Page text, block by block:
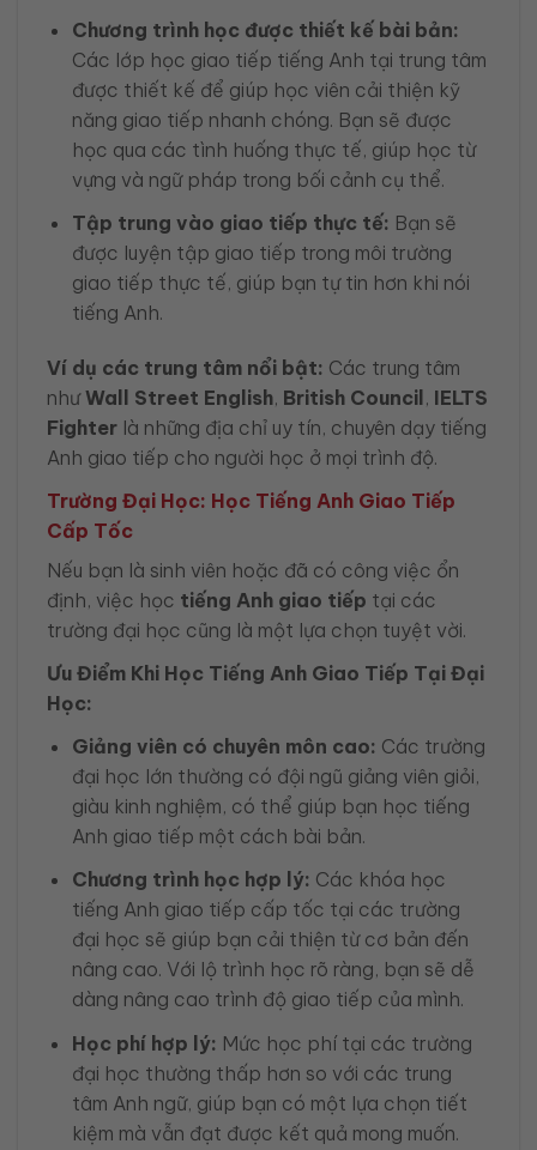
Chương trình học được thiết kế bài bản:
Các lớp học giao tiếp tiếng Anh tại trung tâm
được thiết kế để giúp học viên cải thiện kỹ
năng giao tiếp nhanh chóng. Bạn sẽ được
học qua các tình huống thực tế, giúp học từ
vựng và ngữ pháp trong bối cảnh cụ thể.
Tập trung vào giao tiếp thực tế: Bạn sẽ
được luyện tập giao tiếp trong môi trường
giao tiếp thực tế, giúp bạn tự tin hơn khi nói
tiếng Anh.
Ví dụ các trung tâm nổi bật: Các trung tâm
nhưWall Street English, British Council, IELTS
Fighter là những địa chỉ uy tín, chuyên dạy tiếng
Anh giao tiếp cho người học ở mọi trình độ.
Trường Đại Học: Học Tiếng Anh Giao Tiếp
Cấp Tốc
Nếu bạn là sinh viên hoặc đã có công việc ổn
định, việc học tiếng Anh giao tiếp tại các
trường đại học cũng là một lựa chọn tuyệt vời.
Ưu Điểm Khi Học Tiếng Anh Giao Tiếp Tại Đại
Học:
Giảng viên có chuyên môn cao: Các trường
đại học lớn thường có đội ngũ giảng viên giỏi,
giàu kinh nghiệm, có thể giúp bạn học tiếng
Anh giao tiếp một cách bài bản.
Chương trình học hợp lý: Các khóa học
tiếng Anh giao tiếp cấp tốc tại các trường
đại học sẽ giúp bạn cải thiện từ cơ bản đến
nâng cao. Với lộ trình học rõ ràng, bạn sẽ dễ
dàng nâng cao trình độ giao tiếp của mình.
Học phí hợp lý: Mức học phí tại các trường
đại học thường thấp hơn so với các trung
tâm Anh ngữ, giúp bạn có một lựa chọn tiết
kiệm mà vẫn đạt được kết quả mong muốn.